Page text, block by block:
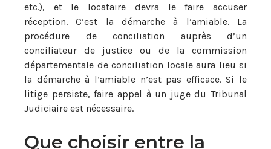
etc.), et le locataire devra le faire accuser
réception. C’est la démarche à l’amiable. La
procédure de conciliation auprès d’un
conciliateur de justice ou de la commission
départementale de conciliation locale aura lieu si
la démarche à l’amiable n’est pas efficace. Si le
litige persiste, faire appel à un juge du Tribunal
Judiciaire est nécessaire.
Que choisir entre la